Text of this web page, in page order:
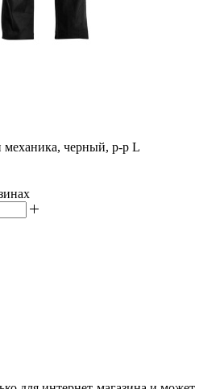
механика, черный, р-р L